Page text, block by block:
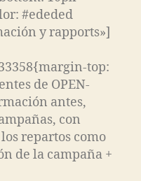
#ededed
y rapports»]
top:
de OPEN-
antes,
con
repartos como
de la campaña +